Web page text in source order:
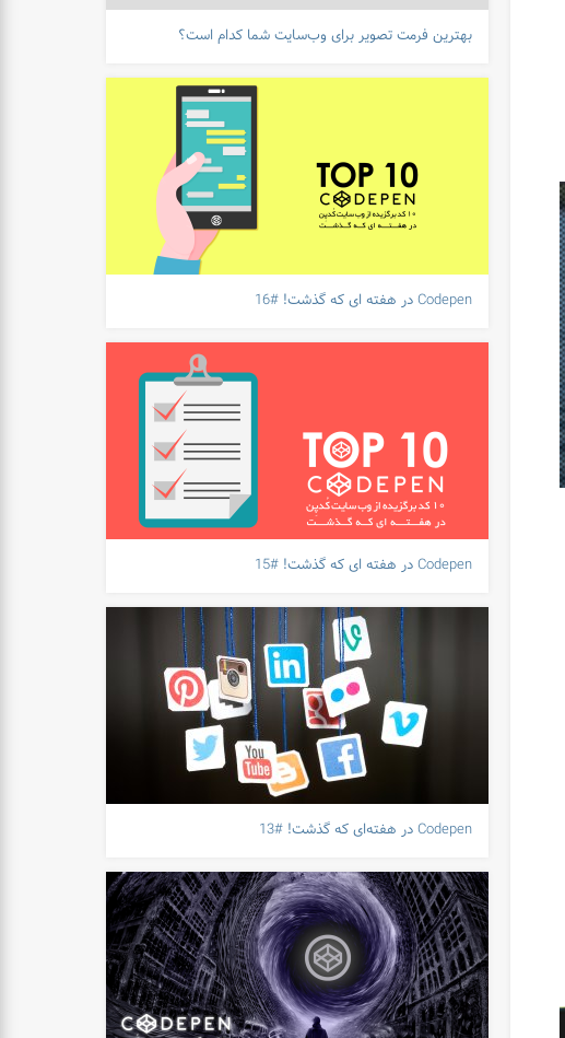
بهترین فرمت تصویر برای وب‌سایت شما کدام است؟
Codepen در هفته ای که گذشت! #16
Codepen در هفته ای که گذشت! #15
Codepen در هفته‌ای که گذشت! #13